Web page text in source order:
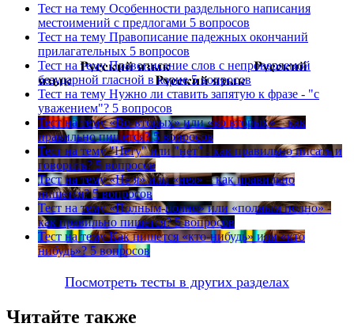
Тест на тему Особенности раздельного написания
местоимений с предлогами 5 вопросов
Тест на тему Правописание падежных окончаний
прилагательных 5 вопросов
Тест на тему Правописание слов с непроверяемой
безударной гласной в корне 5 вопросов
Тест на тему Нужно ли ставить запятую к фразе - "с
уважением"? 5 вопросов
Тест на тему «Во-вторых» или «во вторых» – как
правильно пишется? 5 вопросов
Тест на тему "Нету" или "нет" - как правильно писать и
говорить? 5 вопросов
Тест на тему «Не я» или «нея» – как правильно
пишется? 5 вопросов
Тест на тему «Полным-полно» или «полным полно» -
как правильно пишется? 5 вопросов
Тест на тему Как пишется «кто-нибудь» или «кто
нибудь»? 5 вопросов
Посмотреть тесты в других разделах
Читайте также